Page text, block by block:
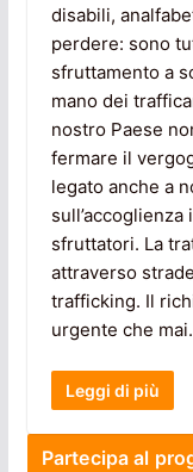
disabili,
perdere: sono
sfruttamento a
mano dei
nostro Paese
fermare il
legato anche a
sfruttatori. La
attraverso
trafficking. Il
urgente che mai.
Leggi di più
Partecipa al